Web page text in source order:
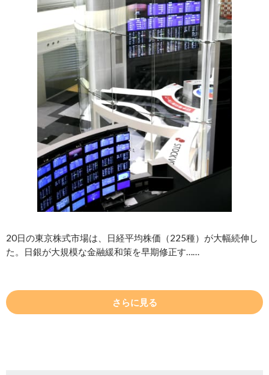
20日の東京株式市場は、日経平均株価（225種）が大幅続伸し
た。日銀が大規模な金融緩和策を早期修正す……
さらに見る